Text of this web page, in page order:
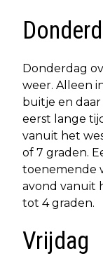
Donderdag
weer. Alleen
buitje en
eerst lange
vanuit het
of 7 graden.
toenemende
avond vanuit
tot 4 graden.
Vrijdag